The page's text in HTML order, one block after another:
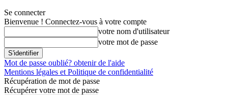
Se connecter
Bienvenue ! Connectez-vous à votre compte
votre nom d'utilisateur
votre mot de passe
Mot de passe oublié? obtenir de l'aide
Mentions légales et Politique de confidentialité
Récupération de mot de passe
Récupérer votre mot de passe